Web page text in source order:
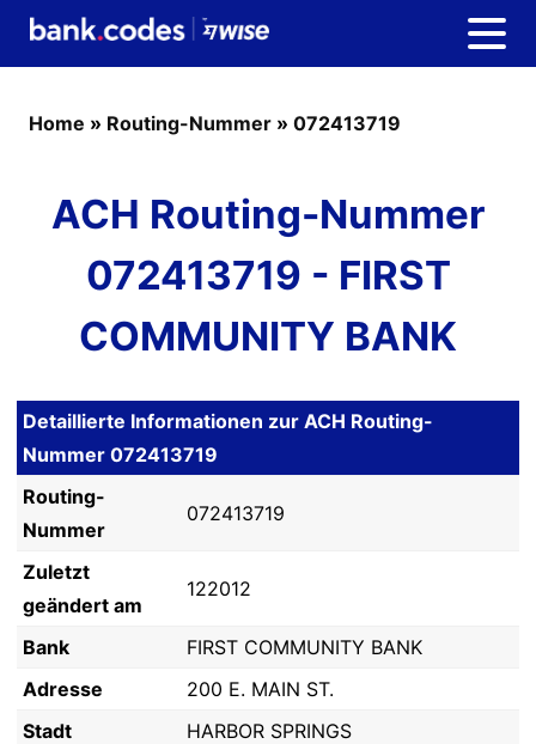
Home » Routing-Nummer » 072413719
ACH Routing-Nummer
072413719 - FIRST
COMMUNITY BANK
Detaillierte Informationen zur ACH Routing-
Nummer 072413719
Routing-
Nummer
072413719
Zuletzt
geändert am
122012
Bank
FIRST COMMUNITY BANK
Adresse
200 E. MAIN ST.
Stadt
HARBOR SPRINGS